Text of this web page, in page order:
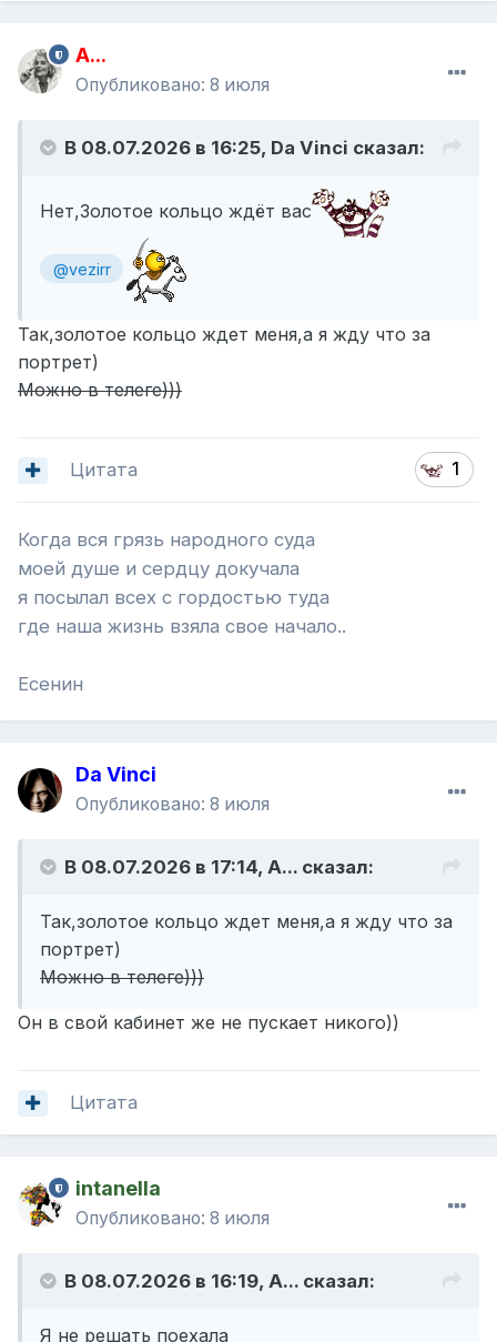
A...
Опубликовано: 8 июля
В 08.07.2026 в 16:25, Da Vinci сказал:
Нет,Золотое кольцо ждёт вас
@vezirr
Так,золотое кольцо ждет меня,а я жду что за
портрет)
Можно в телеге)))
1
Цитата
Когда вся грязь народного суда
моей душе и сердцу докучала
я посылал всех с гордостью туда
где наша жизнь взяла свое начало..
Есенин
Da Vinci
Опубликовано: 8 июля
В 08.07.2026 в 17:14, A... сказал:
Так,золотое кольцо ждет меня,а я жду что за
портрет)
Можно в телеге)))
Он в свой кабинет же не пускает никого))
Цитата
intanella
Опубликовано: 8 июля
В 08.07.2026 в 16:19, A... сказал:
Я не решать поехала